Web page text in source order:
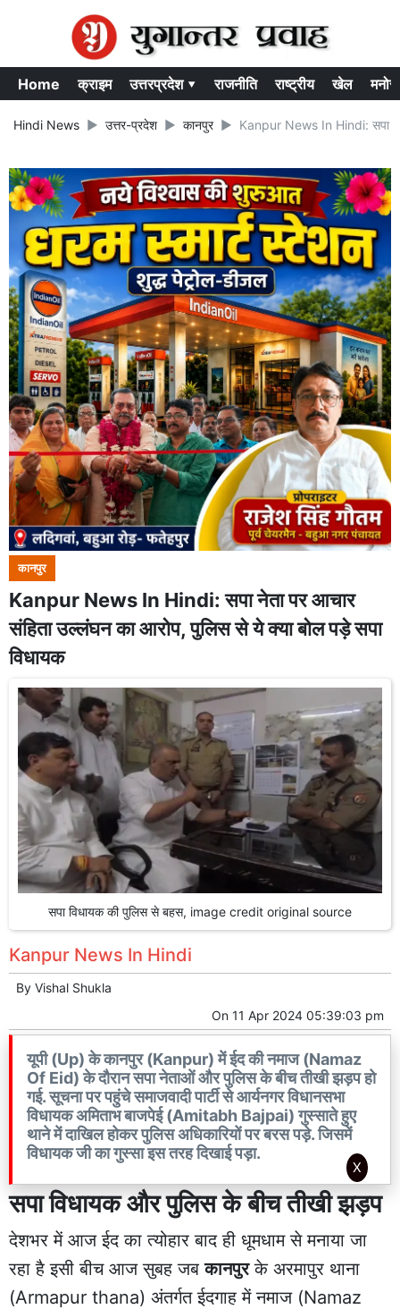
Home क्राइम उत्तरप्रदेश ▾ राजनीति राष्ट्रीय खेल
Hindi News उत्तर-प्रदेश कानपुर Kanpur News In Hindi: सपा
कानपुर
Kanpur News In Hindi: सपा नेता पर आचार
संहिता उल्लंघन का आरोप, पुलिस से ये क्या बोल पड़े सपा
विधायक
सपा विधायक की पुलिस से बहस, image credit original source
Kanpur News In Hindi
By Vishal Shukla
On 11 Apr 2024 05:39:03 pm
यूपी (Up) के कानपुर (Kanpur) में ईद की नमाज (Namaz
Of Eid) के दौरान सपा नेताओं और पुलिस के बीच तीखी झड़प हो
गई. सूचना पर पहुंचे समाजवादी पार्टी से आर्यनगर विधानसभा
विधायक अमिताभ बाजपेई (Amitabh Bajpai) गुस्साते हुए
थाने में दाखिल होकर पुलिस अधिकारियों पर बरस पड़े. जिसमें
विधायक जी का गुस्सा इस तरह दिखाई पड़ा.
सपा विधायक और पुलिस के बीच तीखी झड़प
देशभर में आज ईद का त्योहार बाद ही धूमधाम से मनाया जा
रहा है इसी बीच आज सुबह जबकानपुरके अरमापुर थाना
(Armapur thana) अंतर्गत ईदगाह में नमाज (Namaz
X